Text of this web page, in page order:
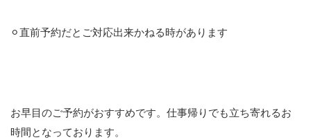
⚪︎直前予約だとご対応出来かねる時があります
お早目のご予約がおすすめです。仕事帰りでも立ち寄れるお
時間となっております。